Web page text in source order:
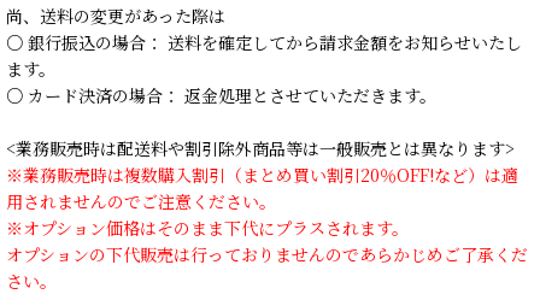
尚、送料の変更があった際は
○ 銀行振込の場合： 送料を確定してから請求金額をお知らせいたし
ます。
○ カード決済の場合： 返金処理とさせていただきます。
<業務販売時は配送料や割引除外商品等は一般販売とは異なります>
※業務販売時は複数購入割引（まとめ買い割引20％OFF!など）は適
用されませんのでご注意ください。
※オプション価格はそのまま下代にプラスされます。
オプションの下代販売は行っておりませんのであらかじめご了承くだ
さい。